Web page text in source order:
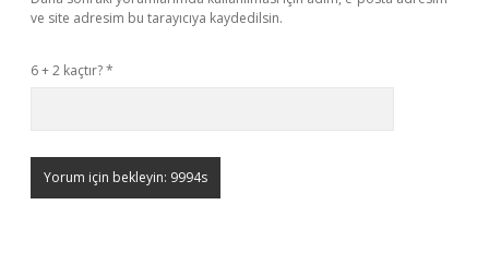
ve site adresim bu tarayıcıya kaydedilsin.
6 + 2 kaçtır?*